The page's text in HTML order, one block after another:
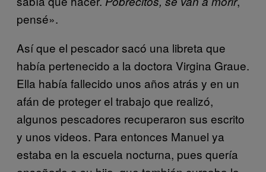
pensé».
Así que el pescador sacó una libreta que
había pertenecido a la doctora Virgina Graue.
Ella había fallecido unos años atrás y en un
afán de proteger el trabajo que realizó,
algunos pescadores recuperaron sus escrito
y unos videos. Para entonces Manuel ya
estaba en la escuela nocturna, pues quería